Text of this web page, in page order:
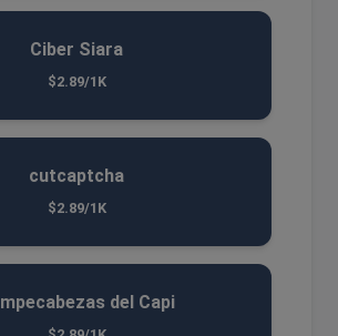
Ciber Siara
$2.89/1K
cutcaptcha
$2.89/1K
del Capi